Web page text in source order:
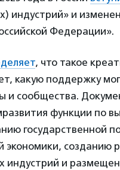
индустрий» и
Федерации».
, что такое
какую поддержку
и сообщества.
функции по
государственной
экономики, созданию
индустрий и